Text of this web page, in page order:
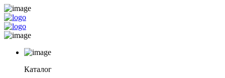
Каталог